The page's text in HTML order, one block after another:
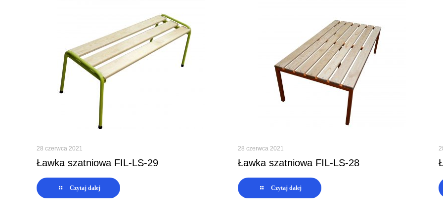
28 czerwca 2021
Ławka szatniowa FIL-LS-29
Czytaj dalej
28 czerwca 2021
Ławka szatniowa FIL-LS-28
Czytaj dalej